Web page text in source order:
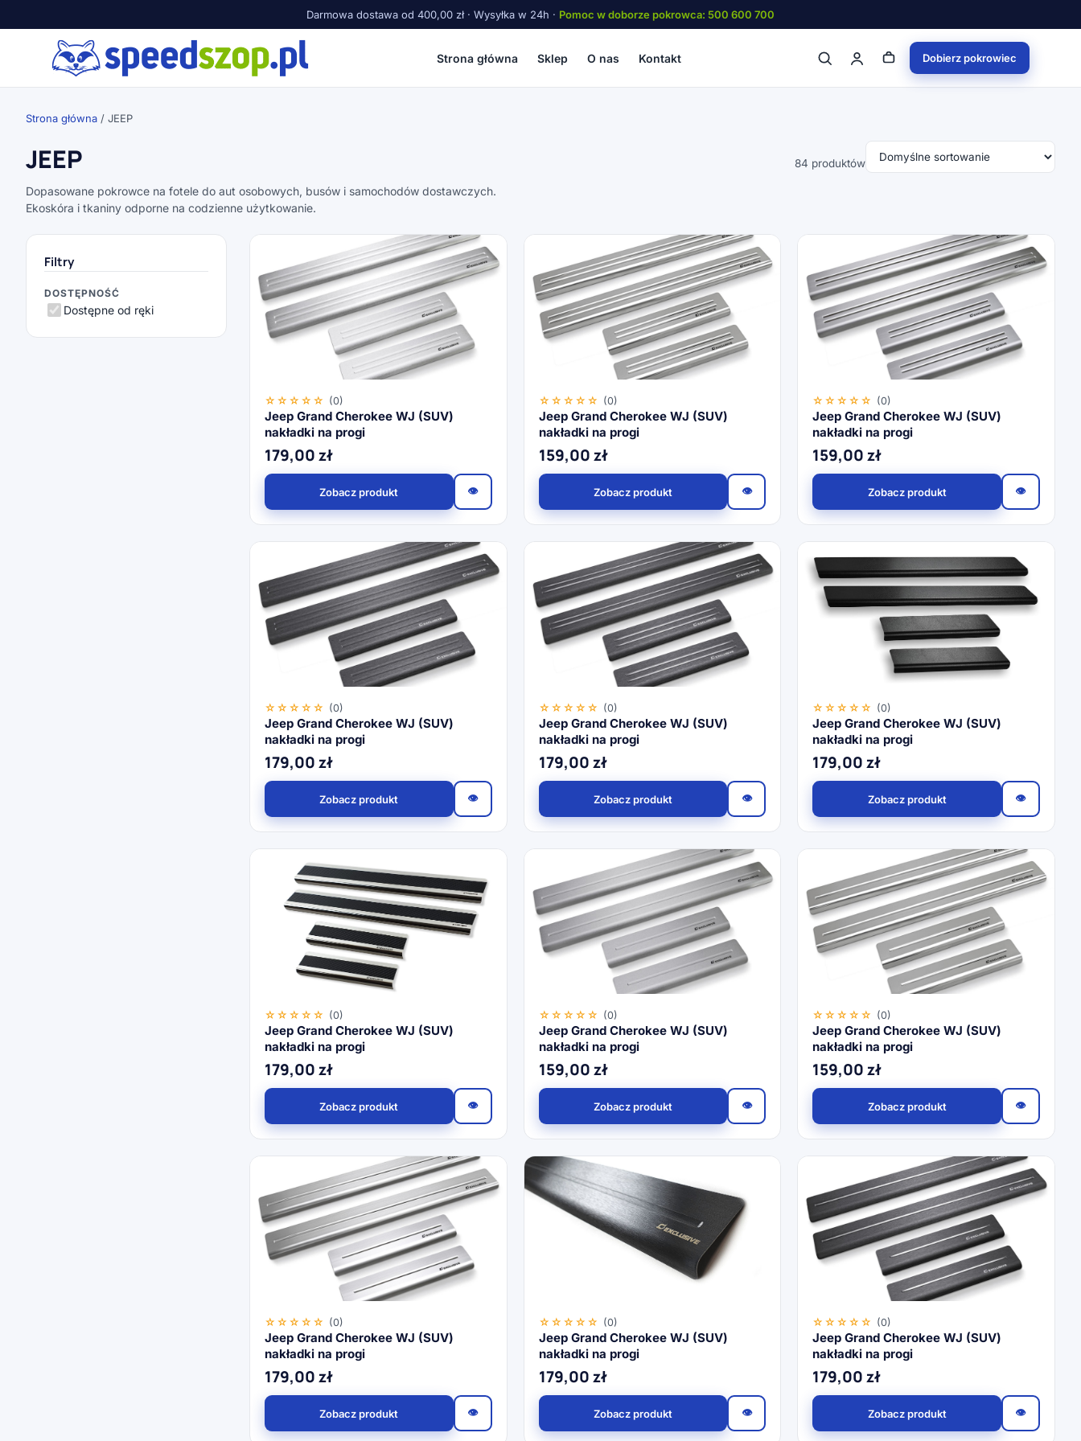
Darmowa dostawa od 400,00 zł · Wysyłka w 24h · Pomoc w doborze pokrowca: 500 600 700
Strona główna Sklep O nas Kontakt Dobierz pokrowiec
Strona główna / JEEP
JEEP
Dopasowane pokrowce na fotele do aut osobowych, busów i samochodów dostawczych.
Ekoskóra i tkaniny odporne na codzienne użytkowanie.
84 produktów
Filtry
DOSTĘPNOŚĆ
Dostępne od ręki
☆☆☆☆☆ (0)
Jeep Grand Cherokee WJ (SUV)
nakładki na progi
179,00zł
Zobacz produkt 👁
☆☆☆☆☆ (0)
Jeep Grand Cherokee WJ (SUV)
nakładki na progi
159,00zł
Zobacz produkt 👁
☆☆☆☆☆ (0)
Jeep Grand Cherokee WJ (SUV)
nakładki na progi
159,00zł
Zobacz produkt 👁
☆☆☆☆☆ (0)
Jeep Grand Cherokee WJ (SUV)
nakładki na progi
179,00zł
Zobacz produkt 👁
☆☆☆☆☆ (0)
Jeep Grand Cherokee WJ (SUV)
nakładki na progi
179,00zł
Zobacz produkt 👁
☆☆☆☆☆ (0)
Jeep Grand Cherokee WJ (SUV)
nakładki na progi
179,00zł
Zobacz produkt 👁
☆☆☆☆☆ (0)
Jeep Grand Cherokee WJ (SUV)
nakładki na progi
179,00zł
Zobacz produkt 👁
☆☆☆☆☆ (0)
Jeep Grand Cherokee WJ (SUV)
nakładki na progi
159,00zł
Zobacz produkt 👁
☆☆☆☆☆ (0)
Jeep Grand Cherokee WJ (SUV)
nakładki na progi
159,00zł
Zobacz produkt 👁
☆☆☆☆☆ (0)
Jeep Grand Cherokee WJ (SUV)
nakładki na progi
179,00zł
Zobacz produkt 👁
☆☆☆☆☆ (0)
Jeep Grand Cherokee WJ (SUV)
nakładki na progi
179,00zł
Zobacz produkt 👁
☆☆☆☆☆ (0)
Jeep Grand Cherokee WJ (SUV)
nakładki na progi
179,00zł
Zobacz produkt 👁